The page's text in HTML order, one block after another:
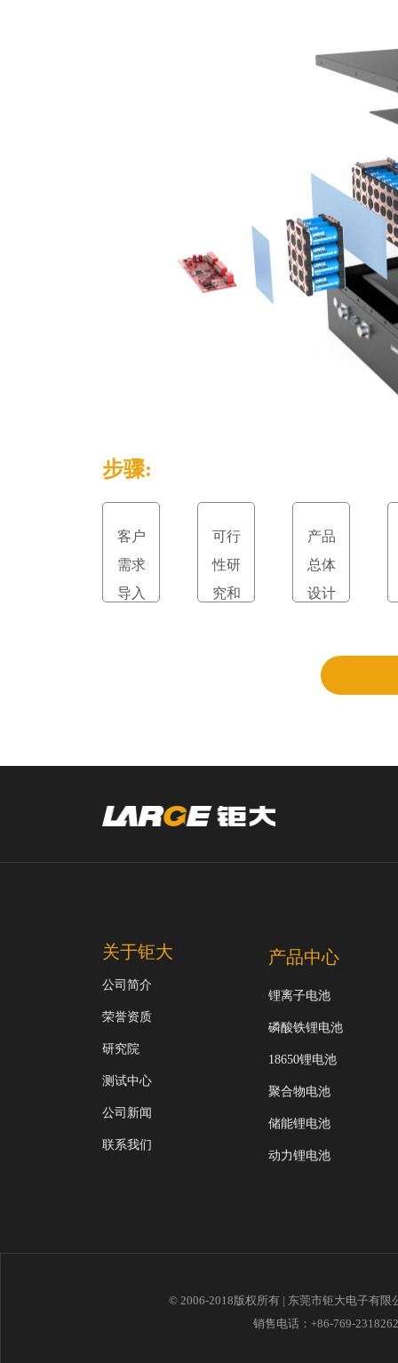
步骤:
客户
需求
导入
可行
性研
究和
产品
总体
设计
关于钜大
公司简介
荣誉资质
研究院
测试中心
公司新闻
联系我们
产品中心
锂离子电池
磷酸铁锂电池
18650锂电池
聚合物电池
储能锂电池
动力锂电池
© 2006-2018版权所有 | 东莞市钜大电子有
销售电话：+86-769-